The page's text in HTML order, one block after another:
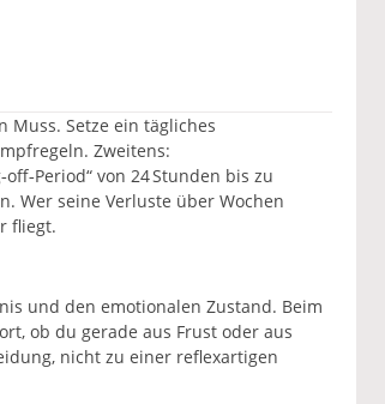
Muss. Setze ein tägliches
Zweitens:
von 24 Stunden bis zu
Wer seine Verluste über Wochen
fliegt.
und den emotionalen Zustand. Beim
ob du gerade aus Frust oder aus
nicht zu einer reflexartigen